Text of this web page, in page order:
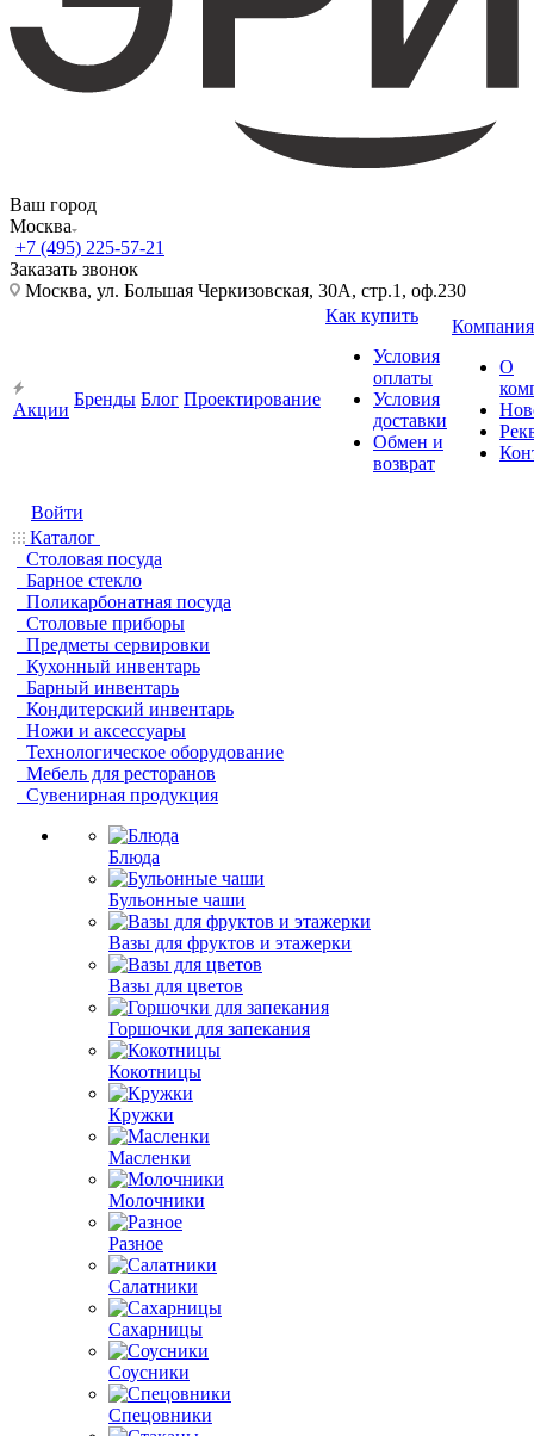
Ваш город
Москва
+7 (495) 225-57-21
Заказать звонок
Москва, ул. Большая Черкизовская, 30А, стр.1, оф.230
Акции
Бренды Блог Проектирование
Как купить
Условия
оплаты
Условия
доставки
Обмен и
возврат
Компания
О
Войти
Каталог
Столовая посуда
Барное стекло
Поликарбонатная посуда
Столовые приборы
Предметы сервировки
Кухонный инвентарь
Барный инвентарь
Кондитерский инвентарь
Ножи и аксессуары
Технологическое оборудование
Мебель для ресторанов
Сувенирная продукция
Блюда
Бульонные чаши
Вазы для фруктов и этажерки
Вазы для цветов
Горшочки для запекания
Кокотницы
Кружки
Масленки
Молочники
Разное
Салатники
Сахарницы
Соусники
Спецовники